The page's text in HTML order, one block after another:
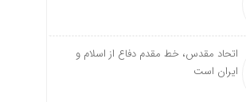
اتحاد مقدس، خط مقدم دفاع از اسلام و
ایران است